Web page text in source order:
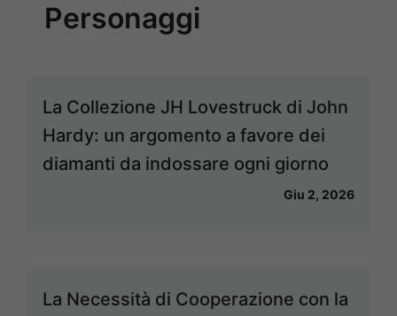
Personaggi
La Collezione JH Lovestruck di John
Hardy: un argomento a favore dei
diamanti da indossare ogni giorno
Giu 2, 2026
La Necessità di Cooperazione con la